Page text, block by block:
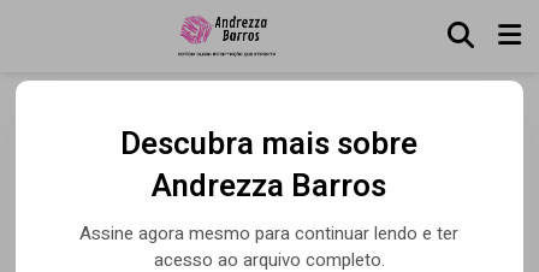
Quando Ela Me Viu Na
Velon: LiL MinD aposta em
trap melancólico em single
Descubra mais sobre
Andrezza Barros
Assine agora mesmo para continuar lendo e ter
acesso ao arquivo completo.